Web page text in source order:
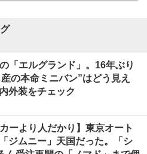
「エルグランド」。16年ぶり
の本命ミニバン”はどう見え
外装をチェック
カーより人だかり】東京オート
ジムニー」天国だった。「シ